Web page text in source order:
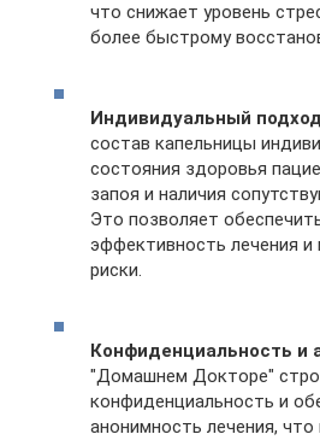
что снижает уровень
более быстрому
Индивидуальный подход
состав капельницы
состояния здоровья
запоя и наличия
Это позволяет
эффективность лечения и
риски.
Конфиденциальность и
"Домашнем Докторе"
конфиденциальность и
анонимность лечения,